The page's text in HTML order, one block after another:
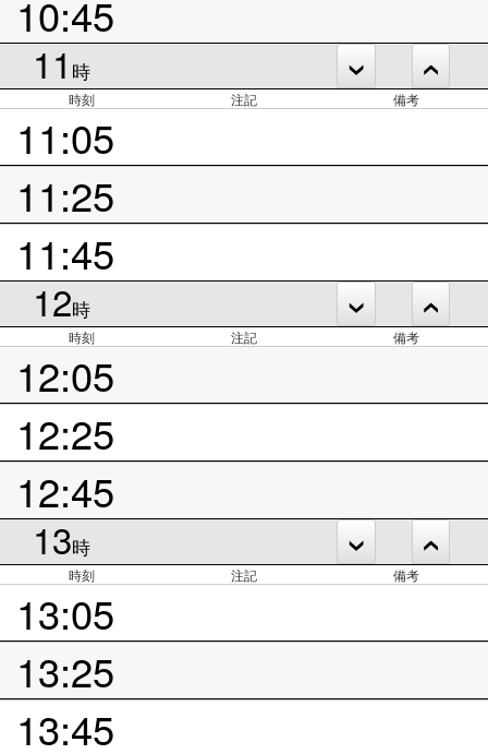
10:45
11 時
時刻 注記 備考
11:05
11:25
11:45
12時
時刻 注記 備考
12:05
12:25
12:45
13時
時刻 注記 備考
13:05
13:25
13:45